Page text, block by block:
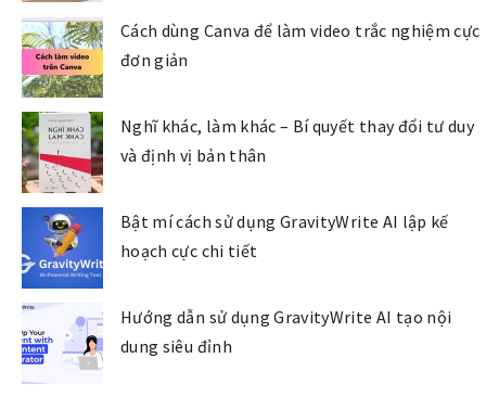
Cách dùng Canva để làm video trắc nghiệm cực
đơn giản
Nghĩ khác, làm khác – Bí quyết thay đổi tư duy
và định vị bản thân
Bật mí cách sử dụng GravityWrite AI lập kế
hoạch cực chi tiết
Hướng dẫn sử dụng GravityWrite AI tạo nội
dung siêu đỉnh